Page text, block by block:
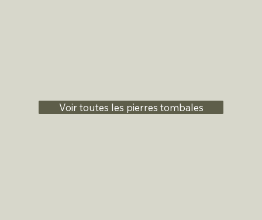
Voir toutes les pierres tombales